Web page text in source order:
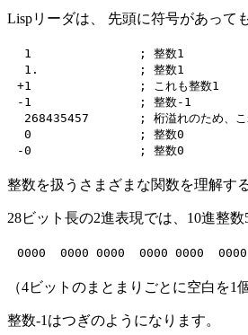
Lispリーダは、 先頭に符号があって
1               ; 整数1
1.              ; 整数1
+1               ; これも整数1
-1               ; 整数-1
268435457       ; 桁溢れのため、こ
0               ; 整数0
整数を扱うさまざまな関数を理解す
28ビット長の2進表現では、10進整
（4ビットのまとまりごとに空白を1
整数-1はつぎのようになります。